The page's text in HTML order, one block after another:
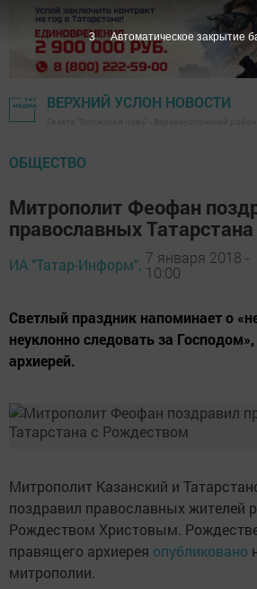
ВЕРХНИЙ УСЛОН НОВОСТИ
ОБЩЕСТВО
Митрополит Феофан
православных
ИА "Татар-Информ", 7 января 2018 -
10:00
Светлый праздник напоминает о
неуклонно следовать за
архиерей.
Митрополит Казанский и
поздравил православных жителей
Рождеством Христовым.
правящего архиерея опубликовано
митрополии.
2 Автоматическое закрытие